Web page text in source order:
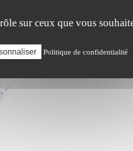
MOT-2,2-
sur ceux que vous
Politique de confidentialité